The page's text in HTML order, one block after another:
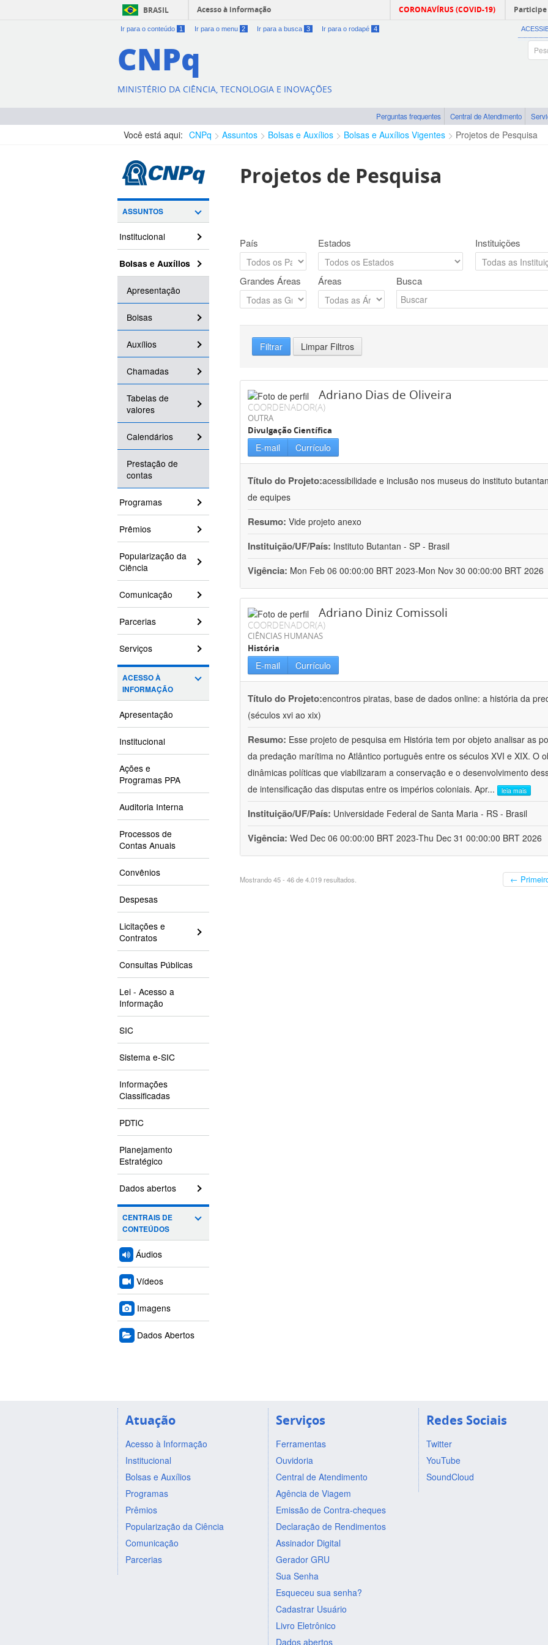
BRASIL Acesso à informação CORONAVÍRUS (COVID-19) Participe
Ir para o conteúdo 1 Ir para o menu 2 Ir para a busca 3 Ir para o rodapé 4
CNPq
MINISTÉRIO DA CIÊNCIA, TECNOLOGIA E INOVAÇÕES
Perguntas frequentes Central de Atendimento
Você está aqui: CNPq Assuntos Bolsas e Auxílios Bolsas e Auxílios Vigentes Projetos de Pesquisa
ASSUNTOS
Institucional
Bolsas e Auxílios
Apresentação
Bolsas
Auxílios
Chamadas
Tabelas de
valores
Calendários
Prestação de
contas
Programas
Prêmios
Popularização da
Ciência
Comunicação
Parcerias
Serviços
ACESSO À
INFORMAÇÃO
Apresentação
Institucional
Ações e
Programas PPA
Auditoria Interna
Processos de
Contas Anuais
Convênios
Despesas
Licitações e
Contratos
Consultas Públicas
Lei - Acesso a
Informação
SIC
Sistema e-SIC
Informações
Classificadas
PDTIC
Planejamento
Estratégico
Dados abertos
CENTRAIS DE
CONTEÚDOS
Áudios
Vídeos
Imagens
Dados Abertos
Projetos de Pesquisa
País Estados Instituições
Grandes Áreas Áreas Busca
Filtrar Limpar Filtros
Adriano Dias de Oliveira
COORDENADOR(A)
OUTRA
Divulgação Científica
E-mail Currículo
Título do Projeto:acessibilidade e inclusão nos museus do instituto
de equipes
Resumo: Vide projeto anexo
Instituição/UF/País: Instituto Butantan - SP - Brasil
Vigência: Mon Feb 06 00:00:00 BRT 2023-Mon Nov 30 00:00:00 BRT 2026
Adriano Diniz Comissoli
COORDENADOR(A)
CIÊNCIAS HUMANAS
História
E-mail Currículo
Título do Projeto:encontros piratas, base de dados online: a história da
(séculos xvi ao xix)
Resumo: Esse projeto de pesquisa em História tem por objeto analisar as
da predação marítima no Atlântico português entre os séculos XVI e XIX. O
dinâmicas políticas que viabilizaram a conservação e o desenvolvimento
de intensificação das disputas entre os impérios coloniais. Apr... leia mais
Instituição/UF/País: Universidade Federal de Santa Maria - RS - Brasil
Vigência: Wed Dec 06 00:00:00 BRT 2023-Thu Dec 31 00:00:00 BRT 2026
Mostrando 45 - 46 de 4.019 resultados. ←
Atuação
Acesso à Informação
Institucional
Bolsas e Auxílios
Programas
Prêmios
Popularização da Ciência
Comunicação
Parcerias
Serviços
Ferramentas
Ouvidoria
Central de Atendimento
Agência de Viagem
Emissão de Contra-cheques
Declaração de Rendimentos
Assinador Digital
Gerador GRU
Sua Senha
Esqueceu sua senha?
Cadastrar Usuário
Livro Eletrônico
Dados abertos
Redes Sociais
Twitter
YouTube
SoundCloud